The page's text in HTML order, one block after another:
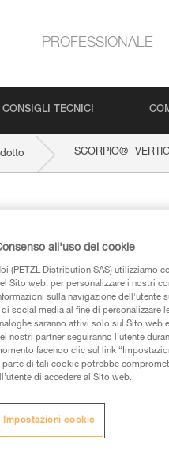
PROFESSIONALE
CONSIGLI TECNICI
SCORPIO®
SW
tecniche
Le basi
all'uso dei cookie
(PETZL Distribution SAS) utilizziamo
Sito web, per personalizzare i nostri
sulla navigazione
di social media al fine di personalizzare
saranno attivi solo sul Sito web
nostri partner seguiranno l’utente
facendo clic sul link
parte di tali cookie potrebbe
di accedere al Sito web.
Impostazioni cookie